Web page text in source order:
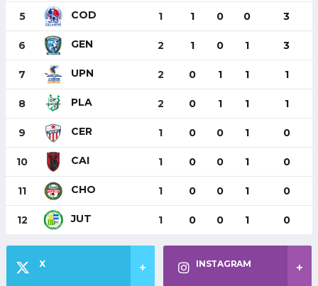
5 COD 1 1 0 0 3
6 GEN 2 1 0 1 3
7 UPN 2 0 1 1 1
8 PLA 2 0 1 1 1
9 CER 1 0 0 1 0
10 CAI 1 0 0 1 0
11 CHO 1 0 0 1 0
12 JUT 1 0 0 1 0
X INSTAGRAM